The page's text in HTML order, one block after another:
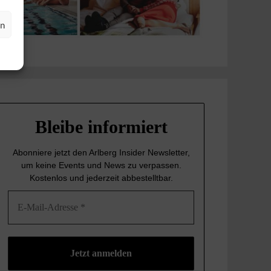
Bleibe informiert
Abonniere jetzt den Arlberg Insider Newsletter,
um keine Events und Newszu verpassen.
Kostenlos und jederzeit abbestelltbar.